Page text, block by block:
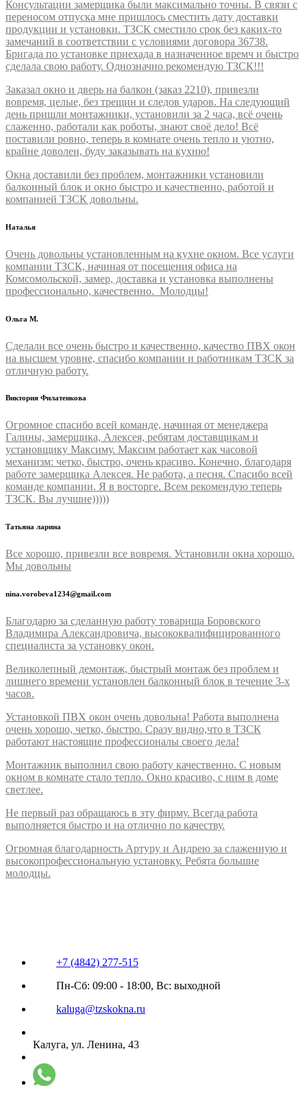
Консультации замерщика были максимально точны. В связи с
переносом отпуска мне пришлось сместить дату доставки
продукции и установки. ТЗСК сместило срок без каких-то
замечаний в соответствии с условиями договора 36738.
Бригада по установке приехада в назначенное времч и быстро
сделала свою работу. Однозначно рекомендую ТЗСК!!!
Заказал окно и дверь на балкон (заказ 2210), привезли
вовремя, целые, без трещин и следов ударов. На следующий
день пришли монтажники, установили за 2 часа, всё очень
слаженно, работали как роботы, знают своё дело! Всё
поставили ровно, теперь в комнате очень тепло и уютно,
крайне доволен, буду заказывать на кухню!
Окна доставили без проблем, монтажники установили
балконный блок и окно быстро и качественно, работой и
компанией ТЗСК довольны.
Наталья
Очень довольны установленным на кухне окном. Все услуги
компании ТЗСК, начиная от посещения офиса на
Комсомольской, замер, доставка и установка выполнены
профессионально, качественно. Молодцы!
Ольга М.
Сделали все очень быстро и качественно, качество ПВХ окон
на высшем уровне, спасибо компании и работникам ТЗСК за
отличную работу.
Виктория Филатенкова
Огромное спасибо всей команде, начиная от менеджера
Галины, замерщика, Алексея, ребятам доставщикам и
установщику Максиму. Максим работает как часовой
механизм: четко, быстро, очень красиво. Конечно, благодаря
работе замерщика Алексея. Не работа, а песня. Спасибо всей
команде компании. Я в восторге. Всем рекомендую теперь
ТЗСК. Вы лучшие)))))
Татьяна ларина
Все хорошо, привезли все вовремя. Установили окна хорошо.
Мы довольны
nina.vorobeva1234@gmail.com
Благодарю за сделанную работу товарища Боровского
Владимира Александровича, высококвалифицированного
специалиста за установку окон.
Великолепный демонтаж, быстрый монтаж без проблем и
лишнего времени установлен балконный блок в течение 3-х
часов.
Установкой ПВХ окон очень довольна! Работа выполнена
очень хорошо, четко, быстро. Сразу видно,что в ТЗСК
работают настоящие профессионалы своего дела!
Монтажник выполнил свою работу качественно. С новым
окном в комнате стало тепло. Окно красиво, с ним в доме
светлее.
Не первый раз обращаюсь в эту фирму. Всегда работа
выполняется быстро и на отлично по качеству.
Огромная благодарность Артуру и Андрею за слаженную и
высокопрофессиональную установку. Ребята большие
молодцы.
+7 (4842) 277-515
Пн-Сб: 09:00 - 18:00, Вс: выходной
kaluga@tzskokna.ru
Калуга, ул. Ленина, 43